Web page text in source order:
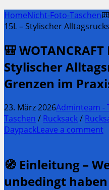
HomeNicht-Foto-Taschen
15L – Stylischer
🎒
Stylischer
Grenzen im
23. März 2026Adminteam -
Taschen / Rucksack/
DaypackLeave a comment
🧭 Einleitung –
unbedingt